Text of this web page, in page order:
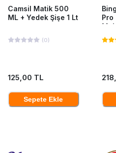
Camsil Matik 500
ML + Yedek Şişe 1 Lt
(0)
125,00 TL
Sepete Ekle
Pro